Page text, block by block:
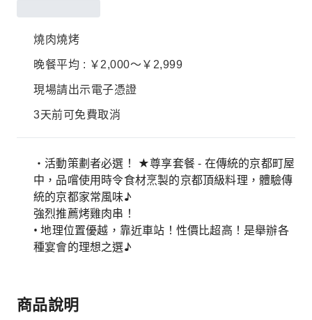
燒肉燒烤
晚餐平均 : ￥2,000～￥2,999
現場請出示電子憑證
3天前可免費取消
・活動策劃者必選！ ★尊享套餐 - 在傳統的京都町屋
中，品嚐使用時令食材烹製的京都頂級料理，體驗傳
統的京都家常風味♪
強烈推薦烤雞肉串！
• 地理位置優越，靠近車站！性價比超高！是舉辦各
種宴會的理想之選♪
商品說明